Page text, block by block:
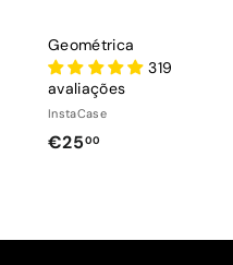
Geométrica
319
avaliações
InstaCase
€2500